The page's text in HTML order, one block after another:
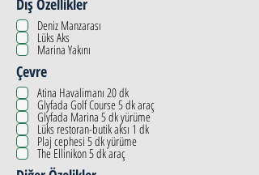
Dış Özellikler
Deniz Manzarası
Lüks Aks
Marina Yakını
Çevre
Atina Havalimanı 20 dk
Glyfada Golf Course 5 dk araç
Glyfada Marina 5 dk yürüme
Lüks restoran-butik aksı 1 dk
Plaj cephesi 5 dk yürüme
The Ellinikon 5 dk araç